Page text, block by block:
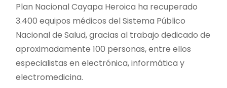
Plan Nacional Cayapa Heroica ha recuperado
3.400 equipos médicos del Sistema Público
Nacional de Salud, gracias al trabajo dedicado de
aproximadamente 100 personas, entre ellos
especialistas en electrónica, informática y
electromedicina.